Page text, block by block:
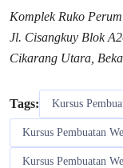
Komplek Ruko
Jl. Cisangkuy Blok
Cikarang Utara,
Tags: Kursus
Kursus Pembuatan
Kursus Pembuatan